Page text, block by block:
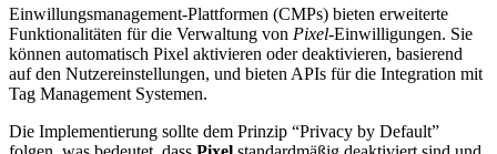
Einwillungsmanagement-Plattformen (CMPs) bieten erweiterte
Funktionalitäten für die Verwaltung von Pixel-Einwilligungen. Sie
können automatisch Pixel aktivieren oder deaktivieren, basierend
auf den Nutzereinstellungen, und bieten APIs für die Integration mit
Tag Management Systemen.
Die Implementierung sollte dem Prinzip “Privacy by Default”